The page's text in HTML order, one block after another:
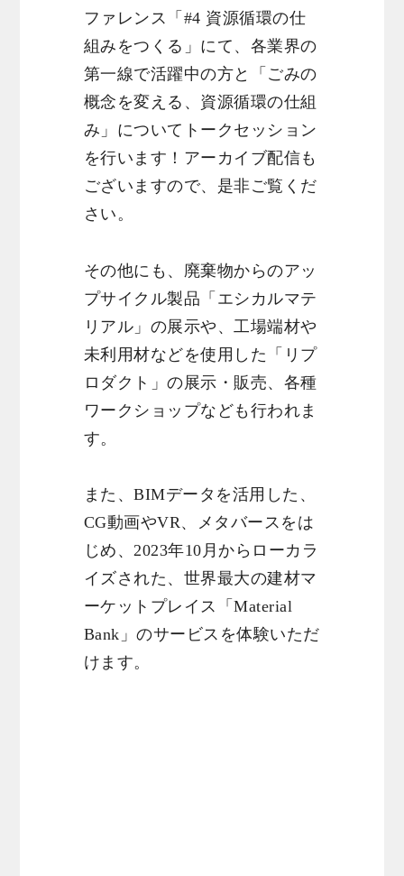
ファレンス「#4 資源循環の仕
組みをつくる」にて、各業界の
第一線で活躍中の方と「ごみの
概念を変える、資源循環の仕組
み」についてトークセッション
を行います！アーカイブ配信も
ございますので、是非ご覧くだ
さい。
その他にも、廃棄物からのアッ
プサイクル製品「エシカルマテ
リアル」の展示や、工場端材や
未利用材などを使用した「リプ
ロダクト」の展示・販売、各種
ワークショップなども行われま
す。
また、BIMデータを活用した、
CG動画やVR、メタバースをは
じめ、2023年10月からローカラ
イズされた、世界最大の建材マ
ーケットプレイス「Material
Bank」のサービスを体験いただ
けます。